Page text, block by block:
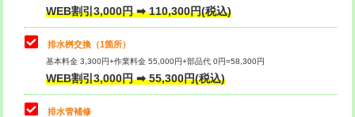
マス交換（深さ50㎝以上） 66,000円
コンクリート斫り（厚さ10㎝まで）
コンクリート斫り（厚さ10㎝超え）
モルタル補修（厚さ10㎝まで）
交換・取付（タンク） 22,000円+材料費
交換・取付(単水栓（壁付・デッキ
式）)
交換・取付(混合水栓（壁付・デッキ
式・ワンホール）)
16,500円+材料費
WEB割引3,000円 ➡ 110,300円(税込)
排水桝交換（1箇所）
基本料金 3,300円+作業料金 55,000円+部品代 0円=58,300円
WEB割引3,000円 ➡ 55,300円(税込)
排水管補修